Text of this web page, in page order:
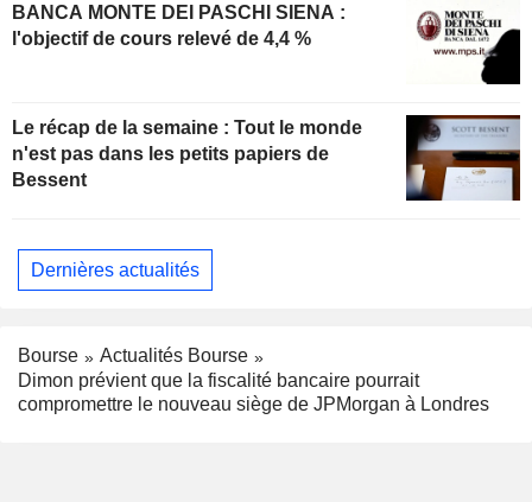
BANCA MONTE DEI PASCHI SIENA :
l'objectif de cours relevé de 4,4 %
Le récap de la semaine : Tout le monde
n'est pas dans les petits papiers de
Bessent
Dernières actualités
Bourse
Actualités Bourse
Dimon prévient que la fiscalité bancaire pourrait
compromettre le nouveau siège de JPMorgan à Londres